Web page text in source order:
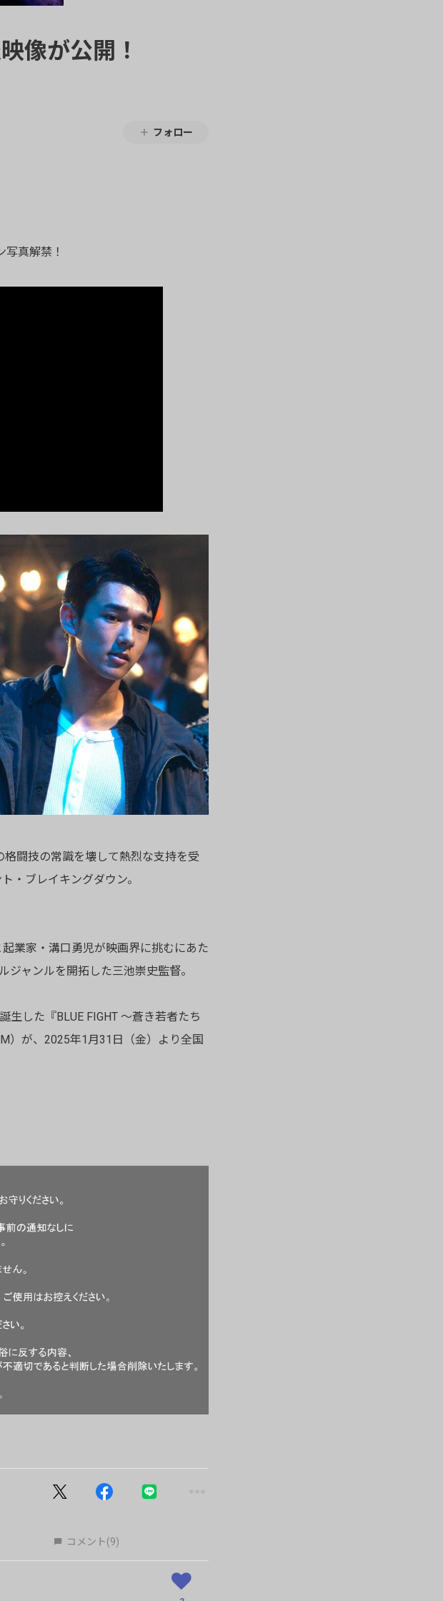
像が公開！
フォロー
真解禁！
闘技の常識を壊して熱烈な支持を受
・ブレイキングダウン。
業家・溝口勇児が映画界に挑むにあた
ジャンルを開拓した三池崇史監督。
生した『BLUE FIGHT ～蒼き若者たち
）が、2025年1月31日（金）より全国
コメント(9)